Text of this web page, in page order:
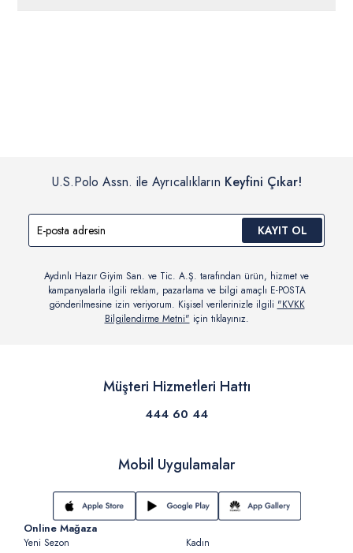
U.S.Polo Assn. ile Ayrıcalıkların Keyfini Çıkar!
KAYIT OL
Aydınlı Hazır Giyim San. ve Tic. A.Ş. tarafından ürün, hizmet ve
kampanyalarla ilgili reklam, pazarlama ve bilgi amaçlı E-POSTA
gönderilmesine izin veriyorum. Kişisel verilerinizle ilgili "KVKK
Bilgilendirme Metni" için tıklayınız.
Müşteri Hizmetleri Hattı
444 60 44
Mobil Uygulamalar
Online Mağaza
Yeni Sezon
Kadın